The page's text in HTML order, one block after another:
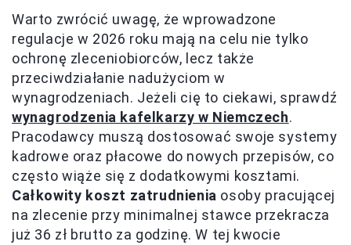
Warto zwrócić uwagę, że wprowadzone
regulacje w 2026 roku mają na celu nie tylko
ochronę zleceniobiorców, lecz także
przeciwdziałanie nadużyciom w
wynagrodzeniach. Jeżeli cię to ciekawi, sprawdź
wynagrodzenia kafelkarzy w Niemczech.
Pracodawcy muszą dostosować swoje systemy
kadrowe oraz płacowe do nowych przepisów, co
często wiąże się z dodatkowymi kosztami.
Całkowity koszt zatrudnienia osoby pracującej
na zlecenie przy minimalnej stawce przekracza
już 36 zł brutto za godzinę. W tej kwocie